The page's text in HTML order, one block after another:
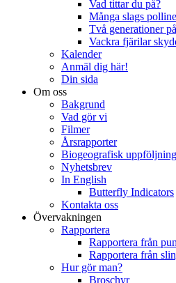
Vad tittar du på?
Många slags
Två generationer
Vackra fjärilar
Kalender
Anmäl dig här!
Din sida
Om oss
Bakgrund
Vad gör vi
Filmer
Årsrapporter
Biogeografisk uppföljning
Nyhetsbrev
In English
Butterfly Indicators
Kontakta oss
Övervakningen
Rapportera
Rapportera från
Rapportera från
Hur gör man?
Broschyr